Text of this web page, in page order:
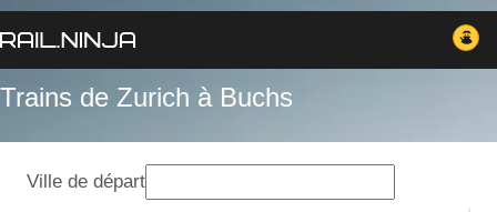
Trains de Zurich à Buchs
Ville de départ